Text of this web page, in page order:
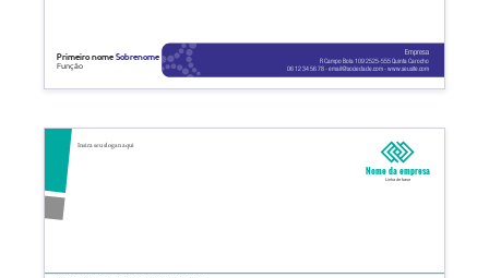
06 12 34 56 78 - email@sociedade.com - www.seusite.com
R Campo Bola 109 2525-555 Quinta Carocho
Primeiro nome Sobrenome
Função
Empresa
Insira seu slogan aqui
Nome da empresa
Linha de base